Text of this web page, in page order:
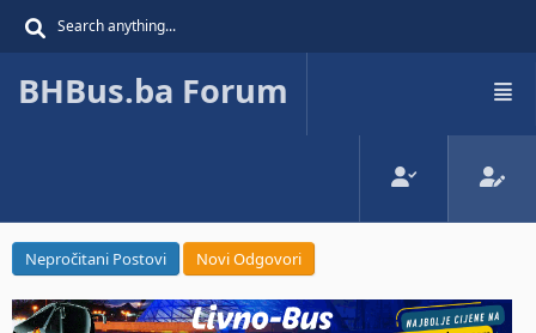
BHBus.ba Forum
Nepročitani Postovi Novi Odgovori